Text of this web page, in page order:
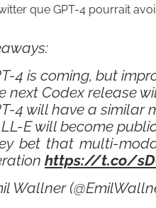
que GPT-4 pourrait
4 is coming, but
next Codex release
4 will have a similar
E will become
bet that multi-
https://t.co/
Wallner